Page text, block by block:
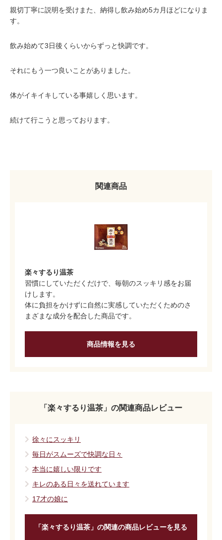
親切丁寧に説明を受けまた、納得し飲み始め5カ月ほどになりま
す。
飲み始めて3日後くらいからずっと快調です。
それにもう一つ良いことがありました。
体がイキイキしている事嬉しく思います。
続けて行こうと思っております。
関連商品
楽々するり温茶
習慣にしていただくだけで、毎朝のスッキリ感をお届
けします。
体に負担をかけずに自然に実感していただくためのさ
まざまな成分を配合した商品です。
商品情報を見る
「楽々するり温茶」の関連商品レビュー
徐々にスッキリ
毎日がスムーズで快調な日々
本当に嬉しい限りです
キレのある日々を送れています
17才の娘に
「楽々するり温茶」の関連の商品レビューを見る